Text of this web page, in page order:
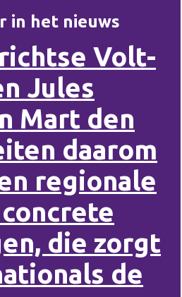
in het nieuws
Volt-
Jules
Mart den
daarom
regionale
die zorgt
de